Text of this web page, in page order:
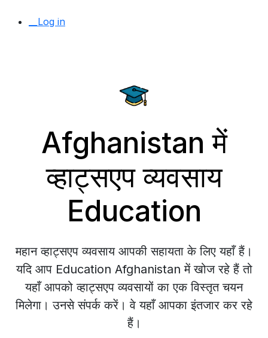
__Log in
Afghanistan में
व्हाट्सएप व्यवसाय
Education
महान व्हाट्सएप व्यवसाय आपकी सहायता के लिए यहाँ हैं।
यदि आप Education Afghanistan में खोज रहे हैं तो
यहाँ आपको व्हाट्सएप व्यवसायों का एक विस्तृत चयन
मिलेगा। उनसे संपर्क करें। वे यहाँ आपका इंतजार कर रहे
हैं।